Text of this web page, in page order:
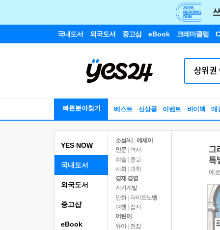
국내도서 외국도서 중고샵 eBook 크레마클럽
빠른분야찾기 베스트 신상품 이벤트 바이백 매
YES NOW
국내도서
소설/시
에세이
인문
역사
예술 | 종교
사회 | 과학
경제 경영
자기계발
만화 | 라이트노벨
여행
잡지
어린이
유아 | 전집
외국도서
중고샵
eBook